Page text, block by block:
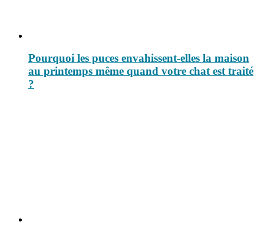
Pourquoi les puces envahissent-elles la maison
au printemps même quand votre chat est traité
?